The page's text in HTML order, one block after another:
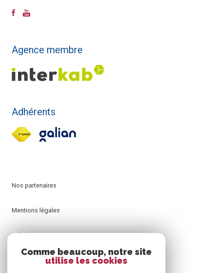
Agence membre
Adhérents
Nos partenaires
Mentions légales
Admin
Nos honoraires
Comme beaucoup, notre site
utilise les cookies